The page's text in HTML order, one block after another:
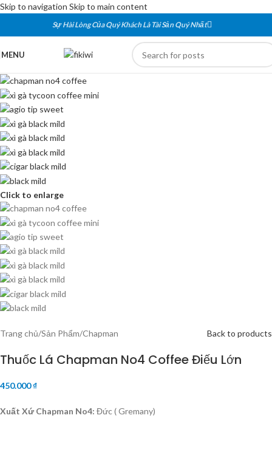
Skip to navigation Skip to main content
Sự Hài Lòng Của Quý Khách Là Tài Sản Quý Nhất
MENU
Click to enlarge
Trang chủ/Sản Phẩm/Chapman Back to products
Thuốc Lá Chapman No4 Coffee Điếu Lớn
450.000₫
Xuất Xứ Chapman No4: Đức ( Gremany)